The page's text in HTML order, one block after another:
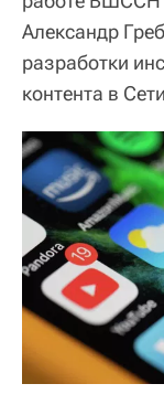
Александр
разработки
контента в